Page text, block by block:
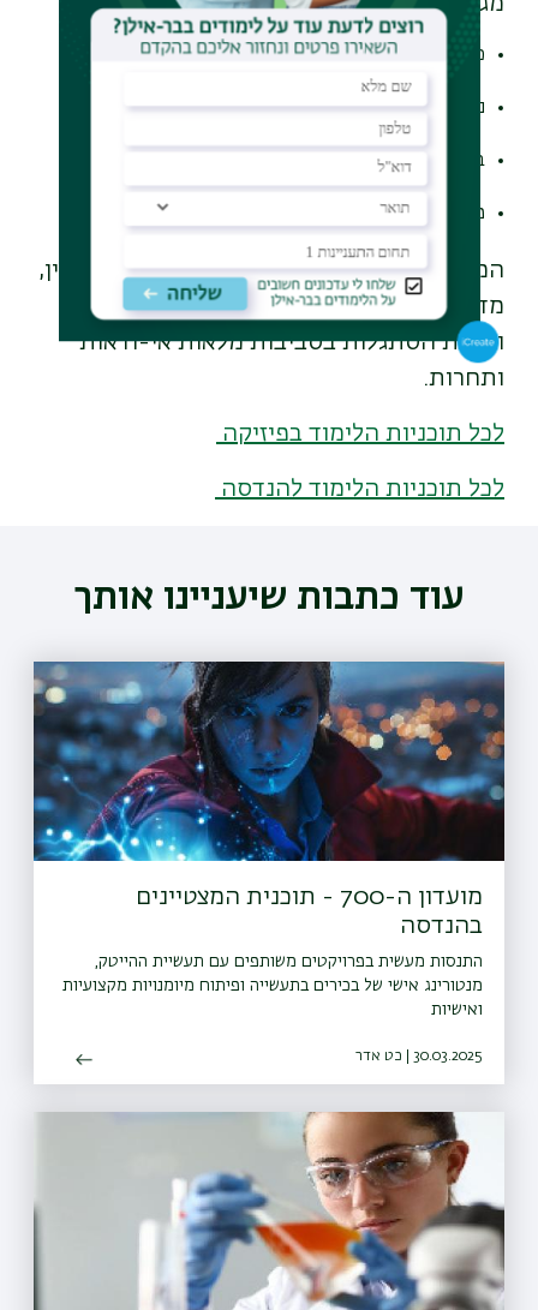
כלכלה התנהגותית
ניידות עירונית
בינה מלאכותית
פסיכולוגיה וקוגניציה
המחקר שנערך בשיתוף פעולה עם חוקרים בסין,
מדגיש את החשיבות של תשומת לב, סבלנות
ויכולת הסתגלות בסביבות מלאות אי-ודאות
ותחרות.
לכל תוכניות הלימוד בפיזיקה
לכל תוכניות הלימוד להנדסה
עוד כתבות שיעניינו אותך
מועדון ה-700 - תוכנית המצטיינים
בהנדסה
התנסות מעשית בפרויקטים משותפים עם תעשיית ההייטק,
מנטורינג אישי של בכירים בתעשייה ופיתוח מיומנויות מקצועיות
ואישיות
30.03.2025 | כט אדר